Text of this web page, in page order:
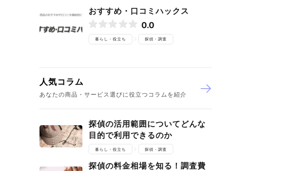
おすすめ・口コミハックス
0.0
暮らし・役立ち 探偵・調査
人気コラム
あなたの商品・サービス選びに役立つコラムを紹介
探偵の活用範囲についてどんな
目的で利用できるのか
暮らし・役立ち 探偵・調査
探偵の料金相場を知る！調査費